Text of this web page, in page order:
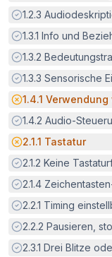
Erfüllt:
1.2.3
Erfüllt:
1.3.1 Info und
Erfüllt:
1.3.2
Erfüllt:
1.3.3 Sensorische
Potenzielle
1.4.1 Verwendung
Erfüllt:
1.4.2 Audio-
Potenzielle
2.1.1 Tastatur
Erfüllt:
2.1.2 Keine
Erfüllt:
2.1.4
Erfüllt:
2.2.1 Timing
Erfüllt:
2.2.2 Pausieren,
Erfüllt:
2.3.1 Drei Blitze